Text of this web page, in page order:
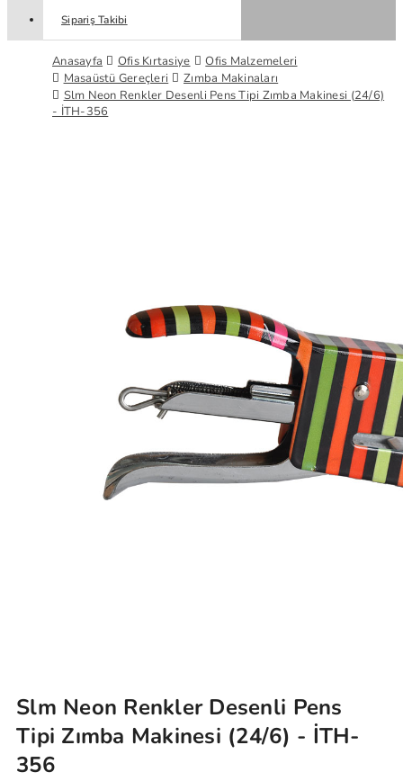
Sipariş Takibi
Anasayfa Ofis Kırtasiye
Ofis Malzemeleri
Masaüstü Gereçleri
Zımba Makinaları
Slm Neon Renkler Desenli Pens Tipi Zımba Makinesi (24/6)
- İTH-356
Slm Neon Renkler Desenli Pens
Tipi Zımba Makinesi (24/6) - İTH-
356